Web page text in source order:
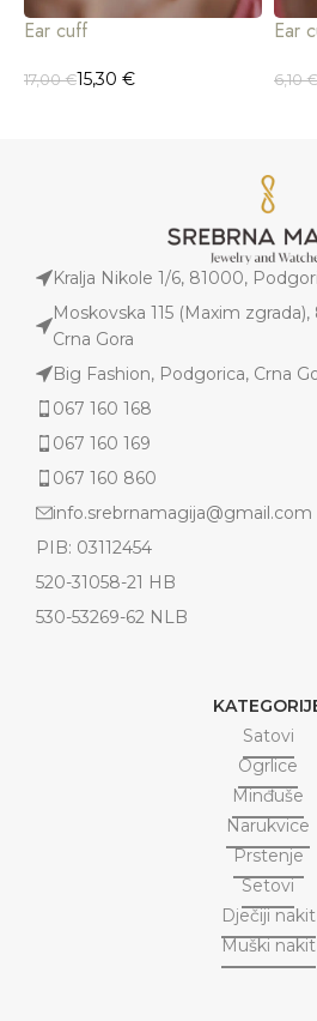
Ear cuff
17,00€15,30 €
Ear
6,10€
Kralja Nikole 1/6, 81000,
Moskovska 115 (Maxim
Crna Gora
Big Fashion, Podgorica, Crna
067 160 168
067 160 169
067 160 860
info.srebrnamagija@gmail.com
PIB: 03112454
520-31058-21 HB
530-53269-62 NLB
Satovi
Ogrlice
Minđuše
Narukvice
Prstenje
Setovi
Dječiji nakit
Muški nakit